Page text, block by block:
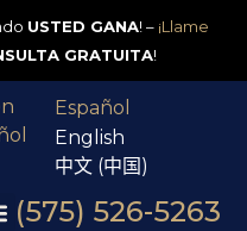
USTED GANA! – ¡Llame
GRATUITA!
Español
English
中文 (中国)
(575) 526-5263